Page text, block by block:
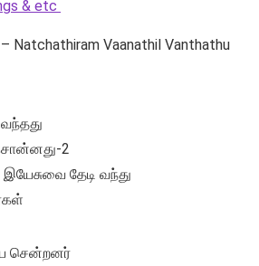
& etc
Natchathiram Vaanathil Vanthathu
2
தேடி வந்து
சென்றனர்